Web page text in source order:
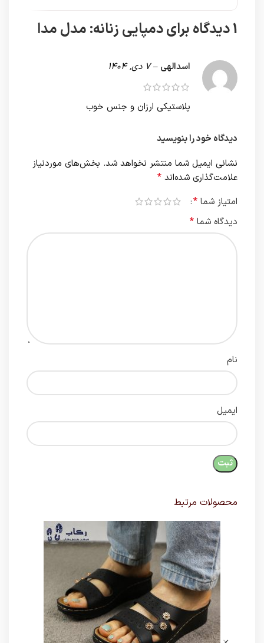
1 دیدگاه برای دمپایی زنانه: مدل مدا
اسدالهی – 7 دی, 1404
پلاستیکی ارزان و جنس خوب
دیدگاه خود را بنویسید
نشانی ایمیل شما منتشر نخواهد شد. بخش‌های موردنیاز
علامت‌گذاری شده‌اند *
امتیاز شما *
دیدگاه شما *
نام
ایمیل
محصولات مرتبط